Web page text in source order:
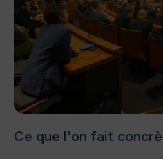
Ce que l’on fait